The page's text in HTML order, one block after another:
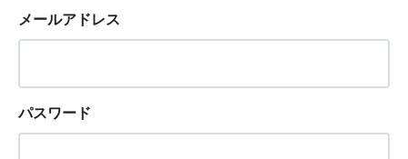
メールアドレス
パスワード